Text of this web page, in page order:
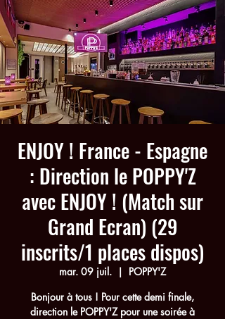
ENJOY ! France - Espagne
: Direction le POPPY'Z
avec ENJOY ! (Match sur
Grand Ecran) (29
inscrits/1 places dispos)
mar. 09 juil.
  |
POPPY'Z
Bonjour à tous ! Pour cette demi finale,
direction le POPPY'Z pour une soirée à